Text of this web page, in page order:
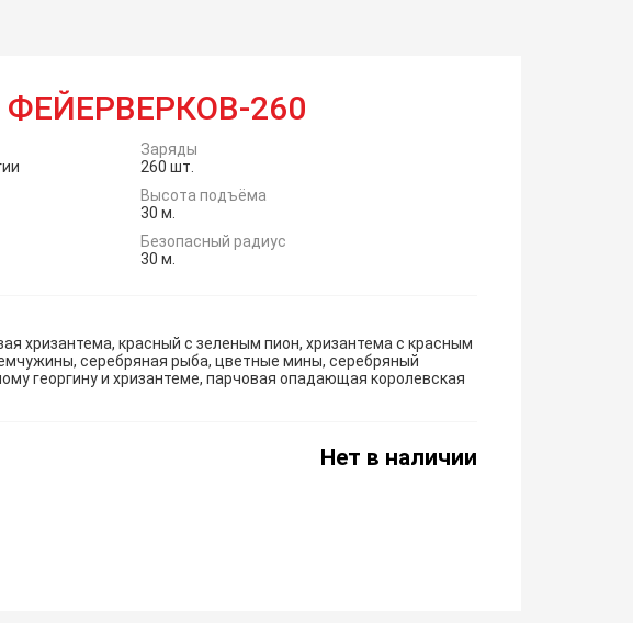
260
Заряды
260 шт.
Высота подъёма
30 м.
Безопасный радиус
30 м.
хризантема, красный с зеленым пион, хризантема с красным
серебряная рыба, цветные мины, серебряный
георгину и хризантеме, парчовая опадающая королевская
Нет в наличии